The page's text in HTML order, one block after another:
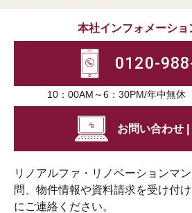
本社インフォメーショ
0120-
10：00AM～6：30PM/年中無休
お問い合わせ
リノアルファ・リノベーションマ
問、物件情報や資料請求を受け付
にご連絡ください。